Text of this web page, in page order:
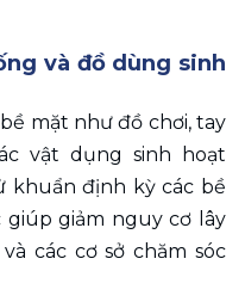
và đồ dùng sinh
mặt như đồ chơi, tay
vật dụng sinh hoạt
khuẩn định kỳ các bề
giảm nguy cơ lây
các cơ sở chăm sóc